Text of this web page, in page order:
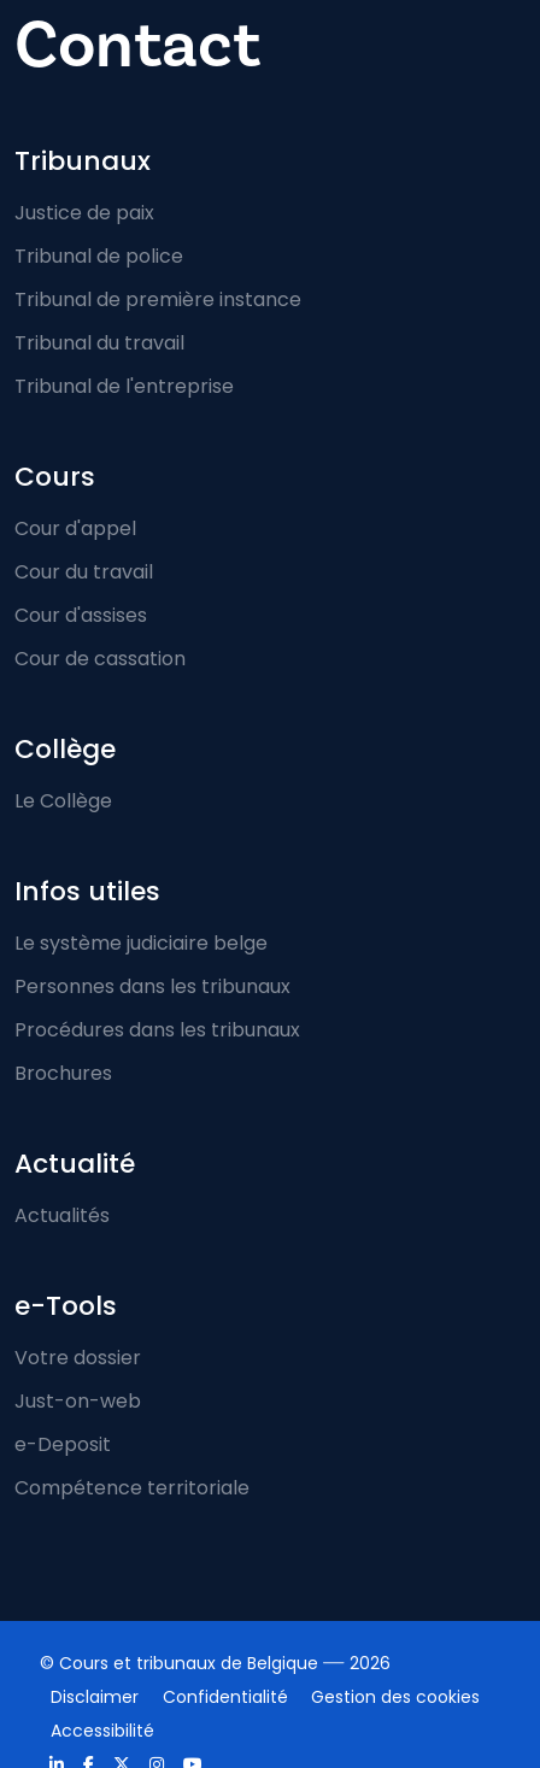
Contact
Footer-menu
Tribunaux
Justice de paix
Tribunal de police
Tribunal de première instance
Tribunal du travail
Tribunal de l'entreprise
Cours
Cour d'appel
Cour du travail
Cour d'assises
Cour de cassation
Collège
Le Collège
Infos utiles
Le système judiciaire belge
Personnes dans les tribunaux
Procédures dans les tribunaux
Brochures
Actualité
Actualités
e-Tools
Votre dossier
Just-on-web
e-Deposit
Compétence territoriale
© Cours et tribunaux de Belgique
2026
Disclaimer
Confidentialité
Gestion des cookies
Accessibilité